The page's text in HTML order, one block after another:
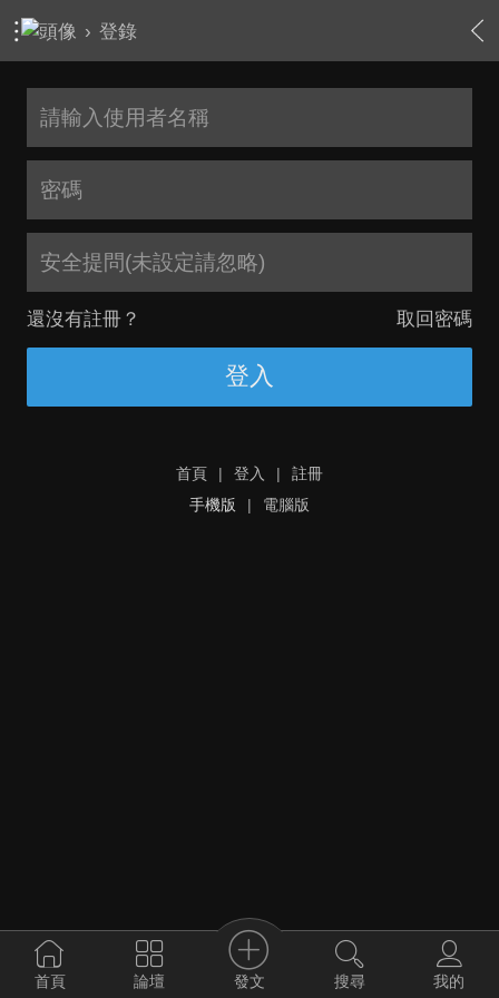
› 登錄
安全提問(未設定請忽略)
還沒有註冊？ 取回密碼
登入
首頁 | 登入 |
註冊
手機版
| 電腦版
首頁 論壇 發文 搜尋 我的